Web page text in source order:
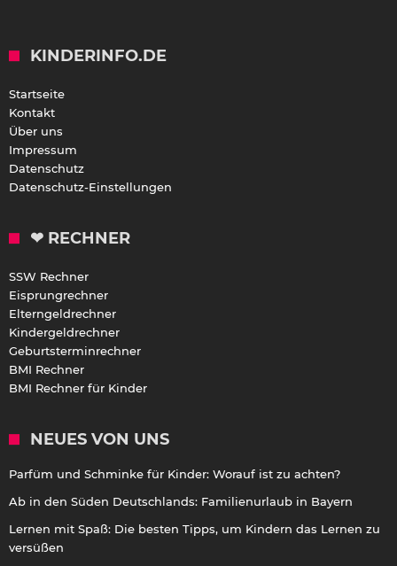
KINDERINFO.DE
Startseite
Kontakt
Über uns
Impressum
Datenschutz
Datenschutz-Einstellungen
❤ RECHNER
SSW Rechner
Eisprungrechner
Elterngeldrechner
Kindergeldrechner
Geburtsterminrechner
BMI Rechner
BMI Rechner für Kinder
NEUES VON UNS
Parfüm und Schminke für Kinder: Worauf ist zu achten?
Ab in den Süden Deutschlands: Familienurlaub in Bayern
Lernen mit Spaß: Die besten Tipps, um Kindern das Lernen zu
versüßen